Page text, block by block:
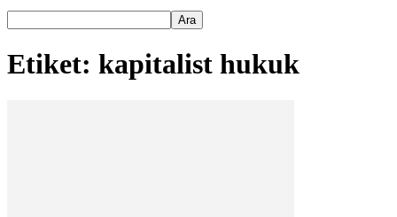
Etiket: kapitalist hukuk